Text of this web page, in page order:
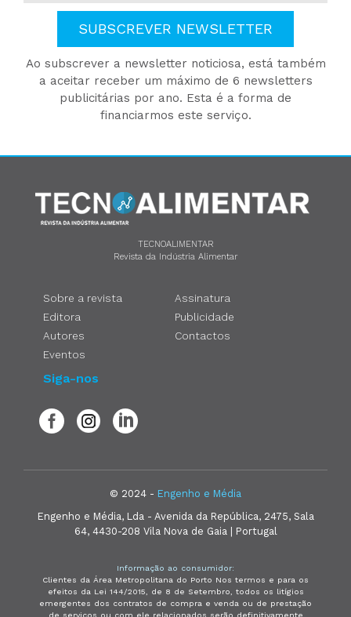
SUBSCREVER NEWSLETTER
Ao subscrever a newsletter noticiosa, está também
a aceitar receber um máximo de 6 newsletters
publicitárias por ano. Esta é a forma de
financiarmos este serviço.
TECNOALIMENTAR
Revista da Indústria Alimentar
Sobre a revista
Editora
Autores
Eventos
Assinatura
Publicidade
Contactos
Siga-nos
© 2024 - Engenho e Média
Engenho e Média, Lda - Avenida da República, 2475, Sala
64, 4430-208 Vila Nova de Gaia | Portugal
Informação ao consumidor:
Clientes da Área Metropolitana do Porto Nos termos e para os
efeitos da Lei 144/2015, de 8 de Setembro, todos os litígios
emergentes dos contratos de compra e venda ou de prestação
de serviços ou com ele relacionados serão definitivamente